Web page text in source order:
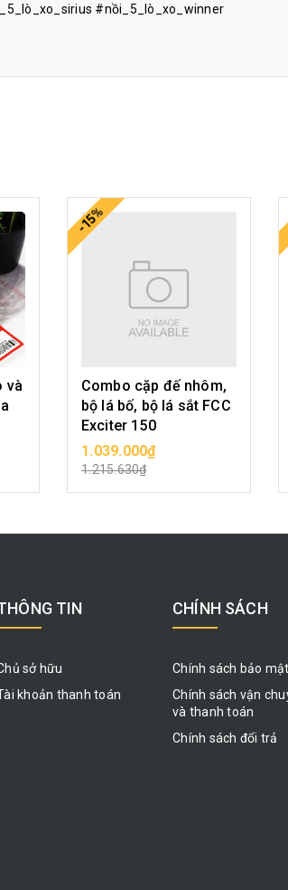
#nồi_5_lò_xo_winner
và
-15%
Combo cặp đế nhôm,
bộ lá bố, bộ lá sắt FCC
Exciter 150
1.039.000₫
1.215.630₫
CHỌN SẢN PHẨM
TIN
sở hữu
khoản thanh toán
CHÍNH SÁCH
Chính sách bảo mật
Chính sách vận
và thanh toán
Chính sách đổi trả